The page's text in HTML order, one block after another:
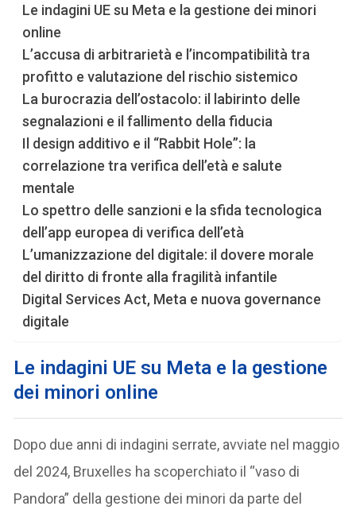
Le indagini UE su Meta e la gestione dei minori
online
L’accusa di arbitrarietà e l’incompatibilità tra
profitto e valutazione del rischio sistemico
La burocrazia dell’ostacolo: il labirinto delle
segnalazioni e il fallimento della fiducia
Il design additivo e il “Rabbit Hole”: la
correlazione tra verifica dell’età e salute
mentale
Lo spettro delle sanzioni e la sfida tecnologica
dell’app europea di verifica dell’età
L’umanizzazione del digitale: il dovere morale
del diritto di fronte alla fragilità infantile
Digital Services Act, Meta e nuova governance
digitale
Le indagini UE su Meta e la gestione
dei minori online
Dopo due anni di indagini serrate, avviate nel maggio
del 2024, Bruxelles ha scoperchiato il “vaso di
Pandora” della gestione dei minori da parte del